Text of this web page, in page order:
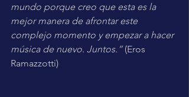
mundo porque creo que esta es la
mejor manera de afrontar este
complejo momento y empezar a hacer
música de nuevo. Juntos.” (Eros
Ramazzotti)